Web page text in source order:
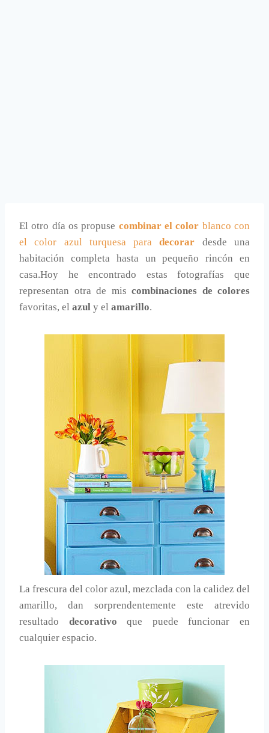
El otro día os propuse combinar el color blanco con
el color azul turquesa paradecorar desde una
habitación completa hasta un pequeño rincón en
casa.Hoy he encontrado estas fotografías que
representan otra de mis combinaciones de colores
favoritas, el azul y el amarillo.
La frescura del color azul, mezclada con la calidez del
amarillo, dan sorprendentemente este atrevido
resultado decorativo que puede funcionar en
cualquier espacio.